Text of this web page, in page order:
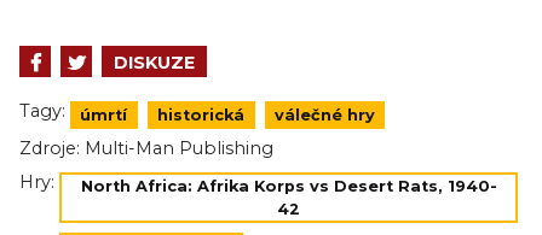
DISKUZE
Tagy: úmrtí historická válečné hry
Zdroje: Multi-Man Publishing
Hry:
North Africa: Afrika Korps vs Desert Rats, 1940-
42